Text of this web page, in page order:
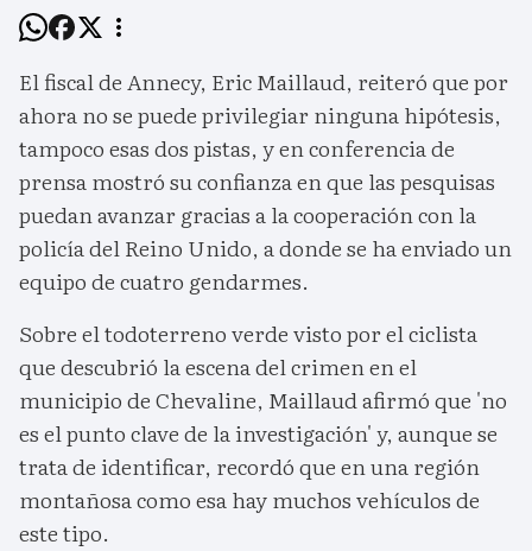
El fiscal de Annecy, Eric Maillaud, reiteró que por
ahora no se puede privilegiar ninguna hipótesis,
tampoco esas dos pistas, y en conferencia de
prensa mostró su confianza en que las pesquisas
puedan avanzar gracias a la cooperación con la
policía del Reino Unido, a donde se ha enviado un
equipo de cuatro gendarmes.
Sobre el todoterreno verde visto por el ciclista
que descubrió la escena del crimen en el
municipio de Chevaline, Maillaud afirmó que 'no
es el punto clave de la investigación' y, aunque se
trata de identificar, recordó que en una región
montañosa como esa hay muchos vehículos de
este tipo.